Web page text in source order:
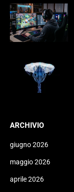
ARCHIVIO
giugno 2026
maggio 2026
aprile 2026